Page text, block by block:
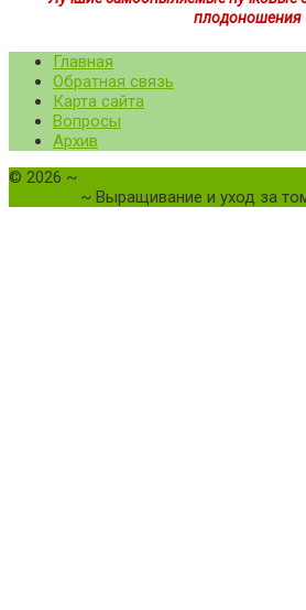
плодоношения
Главная
Обратная связь
Карта сайта
Вопросы
Архив
© 2026 ~
~ Выращивание и уход за